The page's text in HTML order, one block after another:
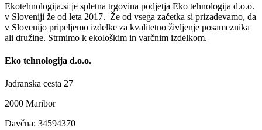
Ekotehnologija.si je spletna trgovina podjetja Eko tehnologija d.o.o.
v Sloveniji že od leta 2017. Že od vsega začetka si prizadevamo, da
v Slovenijo pripeljemo izdelke za kvalitetno življenje posameznika
ali družine. Strmimo k ekološkim in varčnim izdelkom.
Eko tehnologija d.o.o.
Jadranska cesta 27
2000 Maribor
Davčna: 34594370